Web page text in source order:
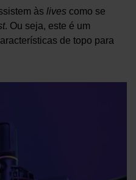
às lives como se
. Ou seja, este é um
de topo para